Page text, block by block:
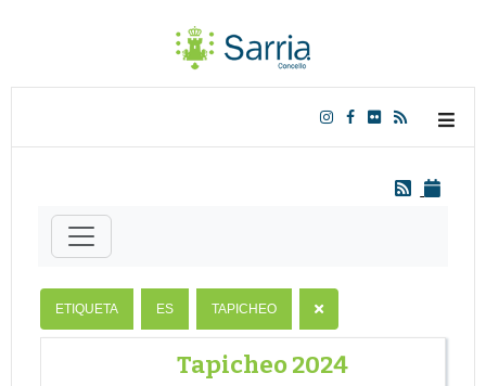
ETIQUETA ES TAPICHEO
Tapicheo 2024